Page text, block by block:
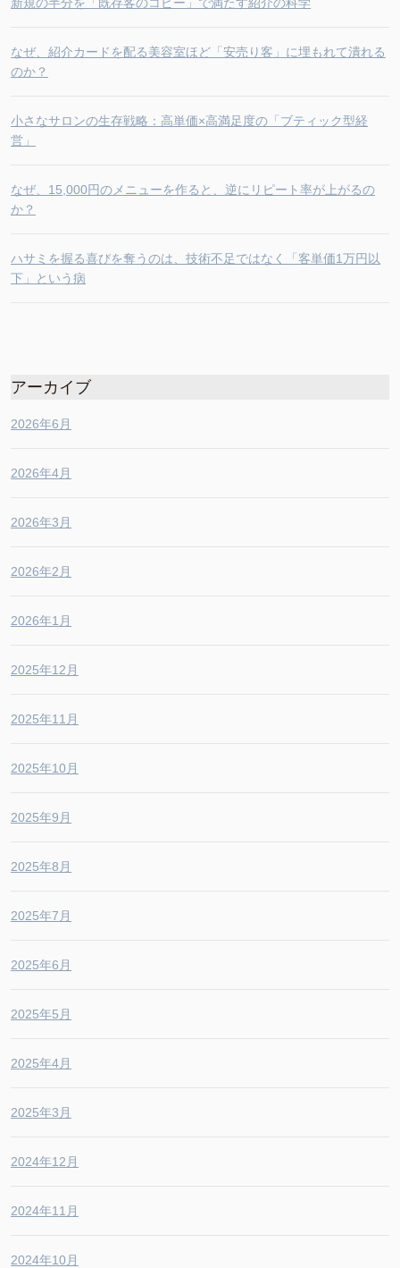
なぜ、紹介カードを配る美容室ほど「安売り客」に埋もれて潰れる
のか？
小さなサロンの生存戦略：高単価×高満足度の「ブティック型経
営」
なぜ、15,000円のメニューを作ると、逆にリピート率が上がるの
か？
ハサミを握る喜びを奪うのは、技術不足ではなく「客単価1万円以
下」という病
アーカイブ
2026年6月
2026年4月
2026年3月
2026年2月
2026年1月
2025年12月
2025年11月
2025年10月
2025年9月
2025年8月
2025年7月
2025年6月
2025年5月
2025年4月
2025年3月
2024年12月
2024年11月
2024年10月